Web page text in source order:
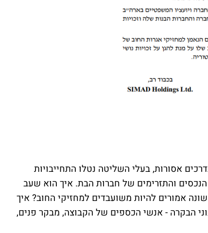
בדרכים אסורות, בעלי השליטה נטלו התחייבויות
והתזרימים של חברות הבת. איך הוא שעב
אמורים להיות משועבדים למחזיקי החוב? איך
הבקרה - אנשי הכספים של הקבוצה, מבקר פנים,